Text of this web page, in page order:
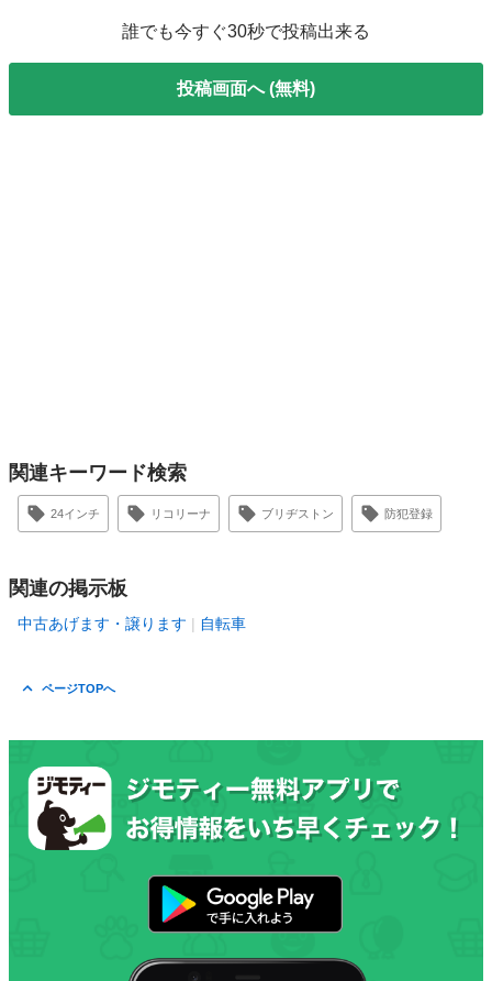
誰でも今すぐ30秒で投稿出来る
投稿画面へ (無料)
関連キーワード検索
24インチ リコリーナ ブリヂストン 防犯登録
関連の掲示板
中古あげます・譲ります 自転車
ページTOPへ